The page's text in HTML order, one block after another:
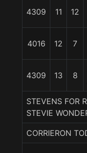
4309 11 12
4016 12 7
4309 13 8
STEVENS FOR
STEVIE
CORRIERON